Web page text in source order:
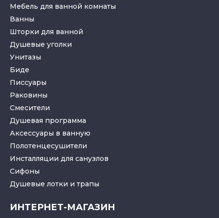
Мебель для ванной комнаты
Ванны
Шторки для ванной
Душевые уголки
Унитазы
Биде
Писсуары
Раковины
Смесители
Душевая программа
Аксессуары в ванную
Полотенцесушители
Инсталляции для санузлов
Cифоны
Душевые лотки и трапы
ИНТЕРНЕТ-МАГАЗИН